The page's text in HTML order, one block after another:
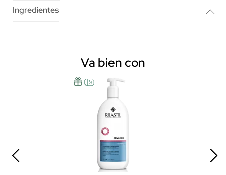
Ingredientes
Va bien con